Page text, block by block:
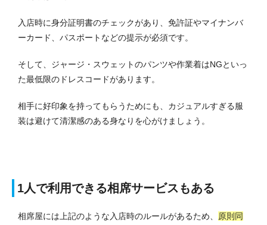
入店時に身分証明書のチェックがあり、免許証やマイナンバ
ーカード、パスポートなどの提示が必須です。
そして、ジャージ・スウェットのパンツや作業着はNGといっ
た最低限のドレスコードがあります。
相手に好印象を持ってもらうためにも、カジュアルすぎる服
装は避けて清潔感のある身なりを心がけましょう。
1人で利用できる相席サービスもある
相席屋には上記のような入店時のルールがあるため、
原則同